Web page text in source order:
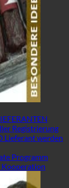
Registrierung
Lieferant werden
Programm
Kooperation